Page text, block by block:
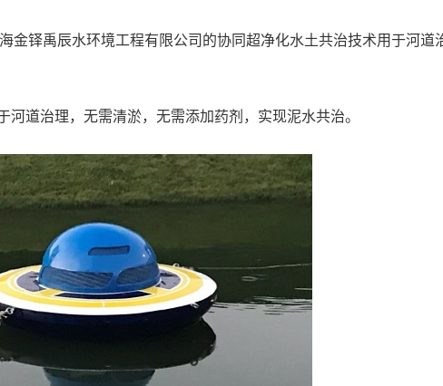
铎禹辰水环境工程有限公司的协同超净化水土共治技术用于河道
道治理，无需清淤，无需添加药剂，实现泥水共治。